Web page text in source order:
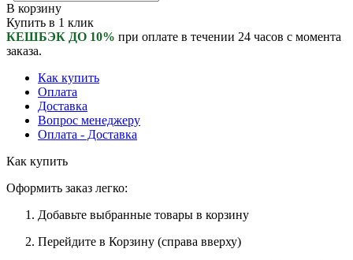
В корзину
Купить в 1 клик
КЕШБЭК ДО 10% при оплате в течении 24 часов с момента
заказа.
Как купить
Оплата
Доставка
Вопрос менеджеру
Оплата - Доставка
Как купить
Оформить заказ легко:
Добавьте выбранные товары в корзину
Перейдите в Корзину (справа вверху)